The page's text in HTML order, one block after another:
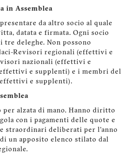
in Assemblea
da altro socio al quale
datata e firmata. Ogni socio
deleghe. Non possono
Revisori regionali (effettivi e
nazionali (effettivi e
e supplenti) e i membri del
e supplenti).
per alzata di mano. Hanno diritto
con i pagamenti delle quote e
straordinari deliberati per l'anno
un apposito elenco stilato dal